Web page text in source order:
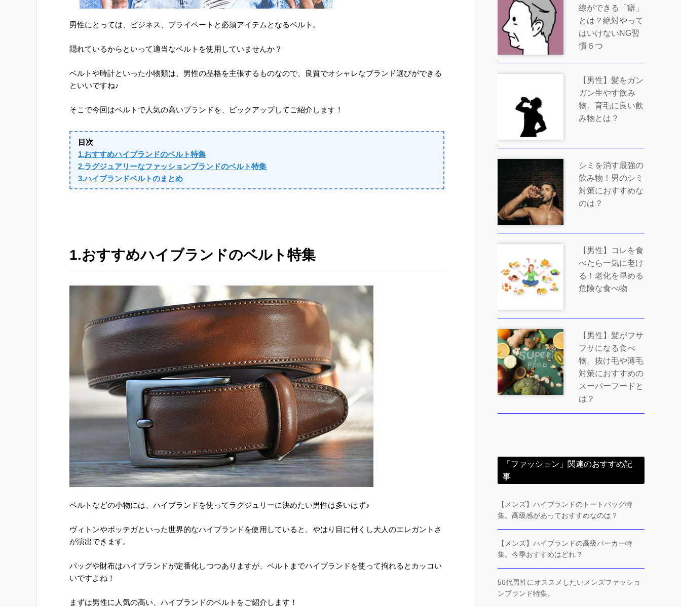
男性にとっては、ビジネス、プライベートと必須アイテムとなるベルト。
隠れているからといって適当なベルトを使用していませんか？
ベルトや時計といった小物類は、男性の品格を主張するものなので、良質でオシャレなブランド選びができる
といいですね♪
そこで今回はベルトで人気の高いブランドを、ピックアップしてご紹介します！
目次
1.おすすめハイブランドのベルト特集
2.ラグジュアリーなファッションブランドのベルト特集
3.ハイブランドベルトのまとめ
1.おすすめハイブランドのベルト特集
ベルトなどの小物には、ハイブランドを使ってラグジュリーに決めたい男性は多いはず♪
ヴィトンやボッテガといった世界的なハイブランドを使用していると、やはり目に付くし大人のエレガントさ
が演出できます。
バッグや財布はハイブランドが定番化しつつありますが、ベルトまでハイブランドを使って拘れるとカッコい
いですよね！
まずは男性に人気の高い、ハイブランドのベルトをご紹介します！
線ができる「癖」
とは？絶対やって
はいけないNG習
慣６つ
【男性】髪をガン
ガン生やす飲み
物。育毛に良い飲
み物とは？
シミを消す最強の
飲み物！男のシミ
対策におすすめな
のは？
【男性】コレを食
べたら一気に老け
る！老化を早める
危険な食べ物
【男性】髪がフサ
フサになる食べ
物。抜け毛や薄毛
対策におすすめの
スーパーフードと
は？
「ファッション」関連のおすすめ記
事
【メンズ】ハイブランドのトートバッグ特
集。高級感があっておすすめなのは？
【メンズ】ハイブランドの高級パーカー特
集。今季おすすめはどれ？
50代男性にオススメしたいメンズファッショ
ンブランド特集。